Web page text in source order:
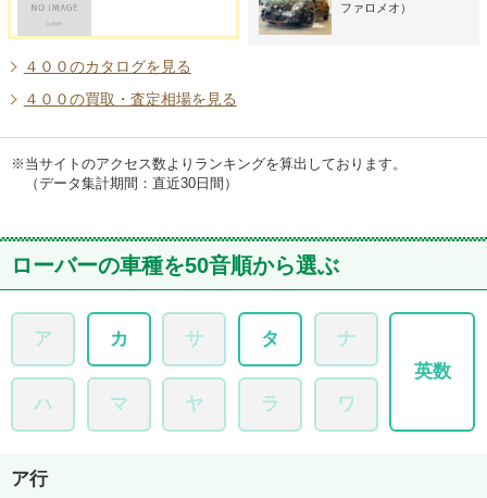
ファロメオ）
４００のカタログを見る
４００の買取・査定相場を見る
当サイトのアクセス数よりランキングを算出しております。
（データ集計期間：直近30日間）
ローバーの車種を50音順から選ぶ
ア カ サ タ ナ
ハ マ ヤ ラ ワ
英数
ア行